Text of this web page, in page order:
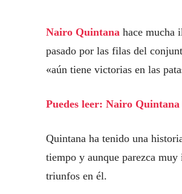
Nairo Quintana hace mucha
pasado por las filas del
«aún tiene victorias en las
Puedes leer: Nairo
Quintana ha tenido una
tiempo y aunque parezca
triunfos en él.